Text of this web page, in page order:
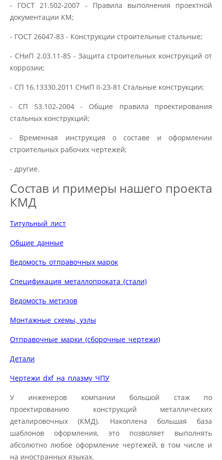
- ГОСТ 21.502-2007 - Правила выполнения проектной
документации КМ;
- ГОСТ 26047-83 - Конструкции строительные стальные;
- СНиП 2.03.11-85 - Защита строительных конструкций от
коррозии;
- СП 16.13330.2011 СНиП II-23-81 Стальные конструкции;
- СП 53.102-2004 - Общие правила проектирования
стальных конструкций;
- Временная инструкция о составе и оформлении
строительных рабочих чертежей;
- другие.
Состав и примеры нашего проекта
КМД
Титульный_лист
Общие_данные
Ведомость_отправочных марок
Спецификация_металлопроката_(стали)
Ведомость_метизов
Монтажные_схемы,_узлы
Отправочные_марки_(сборочные_чертежи)
Детали
Чертежи_dxf_на_плазму_ЧПУ
У инженеров компании большой стаж по
проектированию конструкций металлических
деталировочных (КМД). Накоплена большая база
шаблонов оформления, это позволяет выполнять
абсолютно любое оформление чертежей, в том числе и
на иностранных языках.